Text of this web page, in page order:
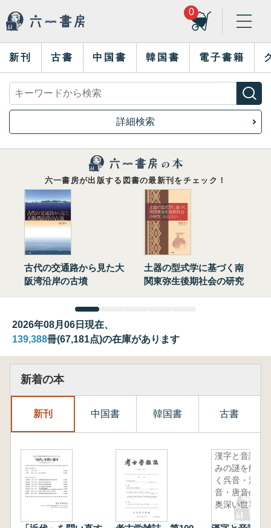
0
新刊 古書 中国書 韓国書 電子書籍
詳細検索
六一書房が出版する図書の最新刊をチェック！
古代の交通路から見た大
阪湾沿岸の古墳
土器の型式学に基づく南
関東弥生後期社会の研究
2026年08月06日現在、
139,388冊(67,181点)の在庫があります
新着の本
新刊 中国書 韓国書 古書
漢字と音読
みの謎を解
く呉音・漢
音・唐音の
奥深い世界